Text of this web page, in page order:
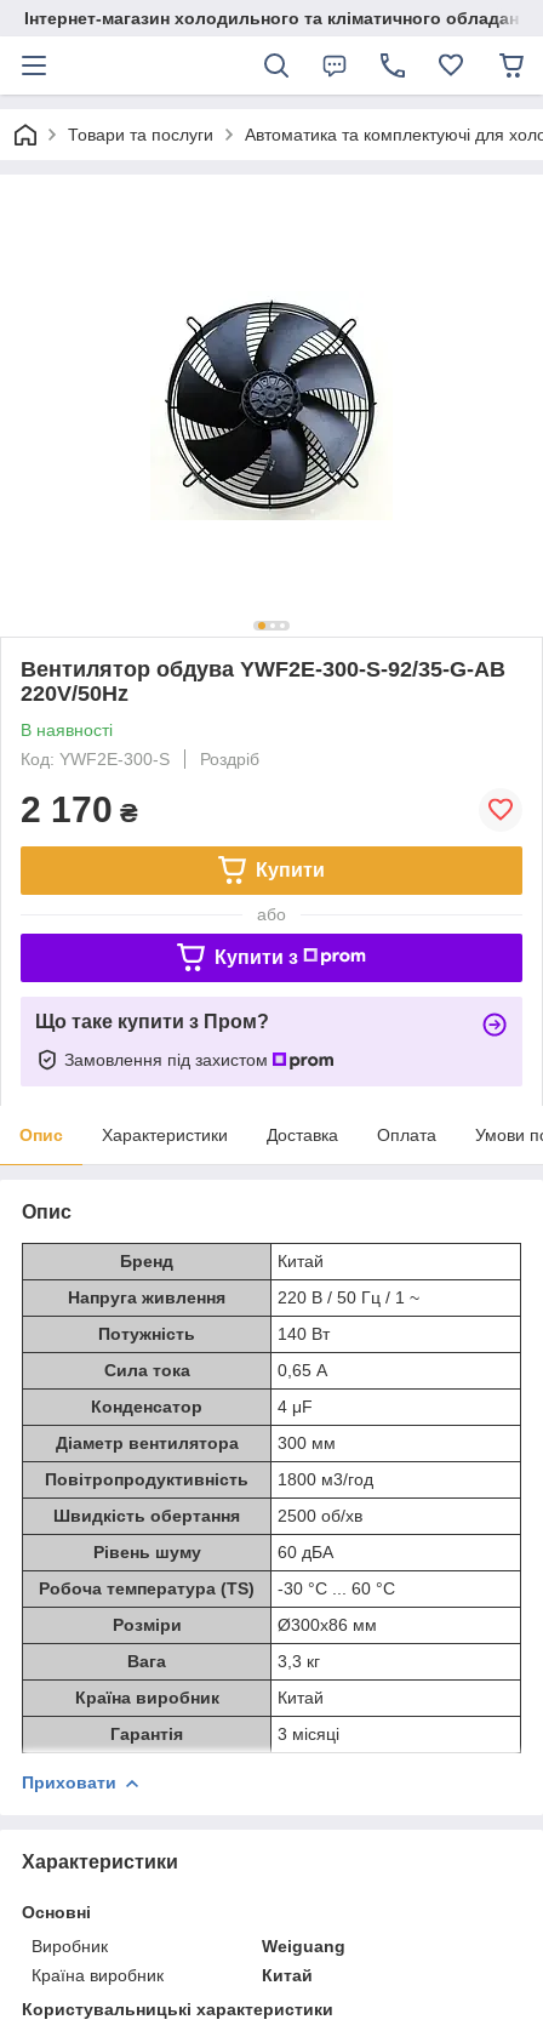
Інтернет-магазин холодильного та кліматичного обладання
Товари та послуги Автоматика та комплектуючі для
Вентилятор обдува YWF2E-300-S-92/35-G-AB
220V/50Hz
В наявності
Код: YWF2E-300-S
Роздріб
2 170 ₴
Купити
або
Купити з
Що таке купити з Пром?
Замовлення під захистом
Опис Характеристики Доставка Оплата Умови
Опис
Бренд
Китай
Напруга живлення
220 В / 50 Гц / 1 ~
Потужність
140 Вт
Сила тока
0,65 А
Конденсатор
4 μF
Діаметр вентилятора
300 мм
Повітропродуктивність
1800 м3/год
Швидкість обертання
2500 об/хв
Рівень шуму
60 дБА
Робоча температура (TS)
-30 °C ... 60 °C
Розміри
Ø300х86 мм
Вага
3,3 кг
Країна виробник
Китай
Гарантія
3 місяці
Приховати
Характеристики
Основні
Виробник
Weiguang
Країна виробник
Китай
Користувальницькі характеристики